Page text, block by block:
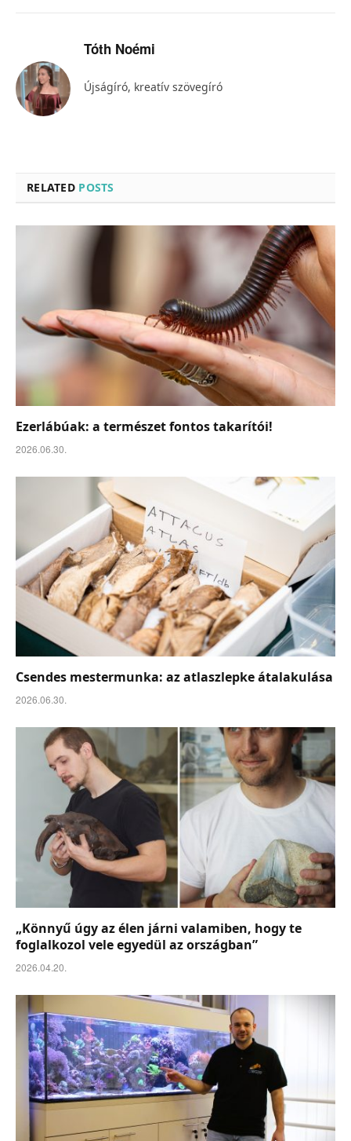
Tóth Noémi
Újságíró, kreatív szövegíró
RELATED POSTS
Ezerlábúak: a természet fontos takarítói!
2026.06.30.
Csendes mestermunka: az atlaszlepke átalakulása
2026.06.30.
„Könnyű úgy az élen járni valamiben, hogy te
foglalkozol vele egyedül az országban”
2026.04.20.